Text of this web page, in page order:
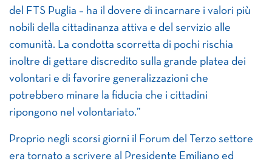
del FTS Puglia – ha il dovere di incarnare i valori più
nobili della cittadinanza attiva e del servizio alle
comunità. La condotta scorretta di pochi rischia
inoltre di gettare discredito sulla grande platea dei
volontari e di favorire generalizzazioni che
potrebbero minare la fiducia che i cittadini
ripongono nel volontariato.”
Proprio negli scorsi giorni il Forum del Terzo settore
era tornato a scrivere al Presidente Emiliano ed